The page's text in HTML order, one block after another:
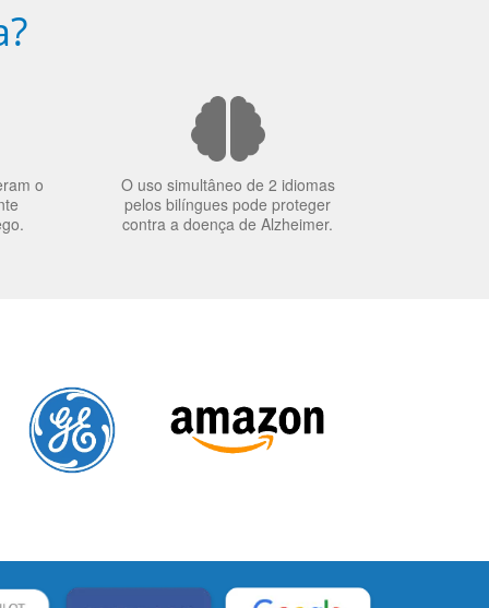
o
O uso simultâneo de 2 idiomas
pelos bilíngues pode proteger
contra a doença de Alzheimer.